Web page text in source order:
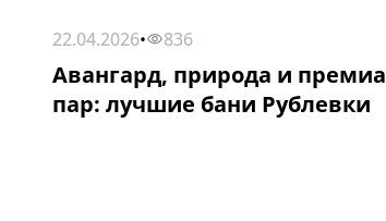
22.04.2026• 836
Авангард, природа и
пар: лучшие бани Рублевки